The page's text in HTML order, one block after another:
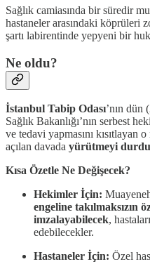
Sağlık camiasında bir süredir
hastaneler arasındaki köprüleri
şartı labirentinde yepyeni bir
Ne oldu?
İstanbul Tabip Odası’nın dün
Sağlık Bakanlığı’nın serbest
ve tedavi yapmasını kısıtlayan
açılan davada yürütmeyi
Kısa Özetle Ne Değişecek?
Hekimler İçin:
engeline takılmaksızın
imzalayabilecek,
edebilecekler.
Hastaneler İçin: Özel